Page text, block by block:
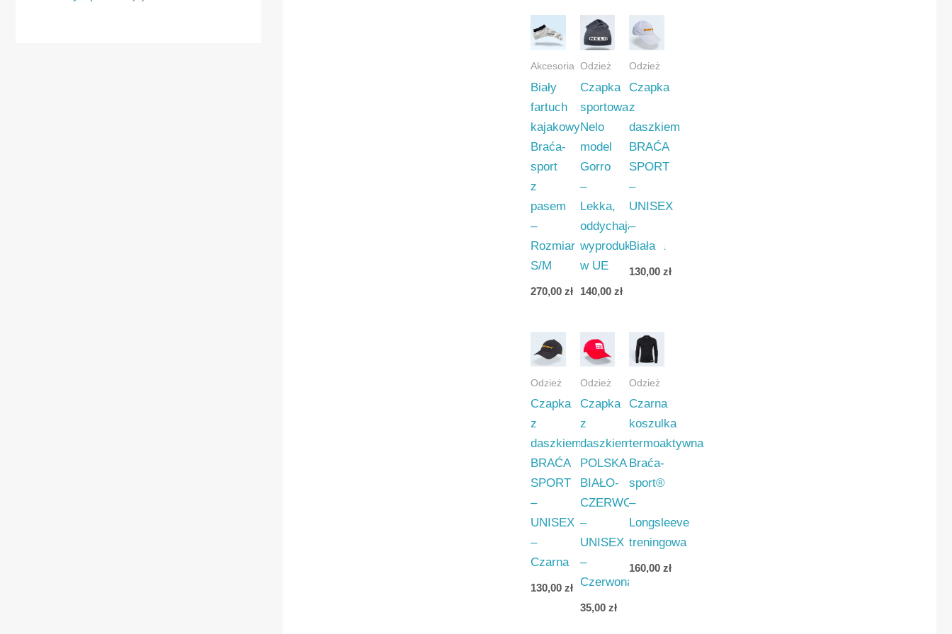
Akcesoria
Biały
fartuch
kajakowy
Braća-
sport
z
pasem
–
Rozmiar
S/M
270,00zł
Odzież
Czapka
sportowa
Nelo
model
Gorro
–
Lekka,
oddychająca,
wyprodukowana
w UE
140,00 zł
Odzież
Czapka
z
daszkiem
BRAĆA
SPORT
–
UNISEX
–
Biała
130,00zł
Odzież
Czapka
z
daszkiem
BRAĆA
SPORT
–
UNISEX
–
Czarna
130,00zł
Odzież
Czapka
z
daszkiem
POLSKA
BIAŁO-
CZERWONI
–
UNISEX
–
Czerwona
35,00 zł
Odzież
Czarna
koszulka
termoaktywna
Braća-
sport®
–
Longsleeve
treningowa
160,00zł